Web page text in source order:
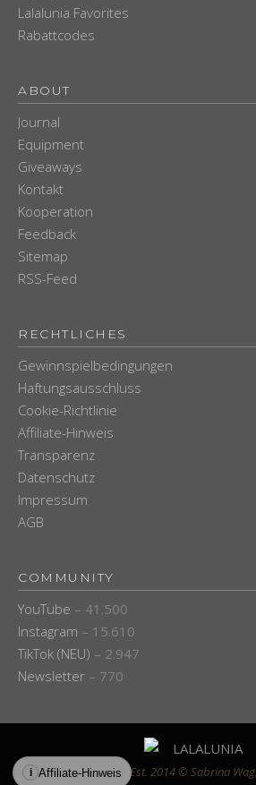
Lalalunia Favorites
Rabattcodes
ABOUT
Journal
Equipment
Giveaways
Kontakt
Kooperation
Feedback
Sitemap
RSS-Feed
RECHTLICHES
Gewinnspielbedingungen
Haftungsausschluss
Cookie-Richtlinie
Affiliate-Hinweis
Transparenz
Datenschutz
Impressum
AGB
COMMUNITY
YouTube – 41.500
Instagram – 15.610
TikTok (NEU) – 2.947
Newsletter – 770
Est. 2014 © Sabrina
i Affiliate-Hinweis